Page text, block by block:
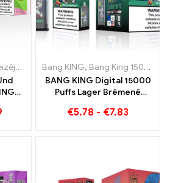
Lietuva ,
e-
Bang KING, Bang King 15000 Puffs
BANG KING Digital 15000
Puffs Lager Brēmenē
€5.78 - €7.83